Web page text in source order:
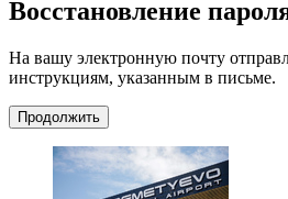
Восстановление
На вашу электронную почту
инструкциям, указанным в письме.
Продолжить